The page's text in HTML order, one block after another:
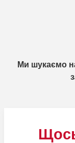
Ми шукаємо